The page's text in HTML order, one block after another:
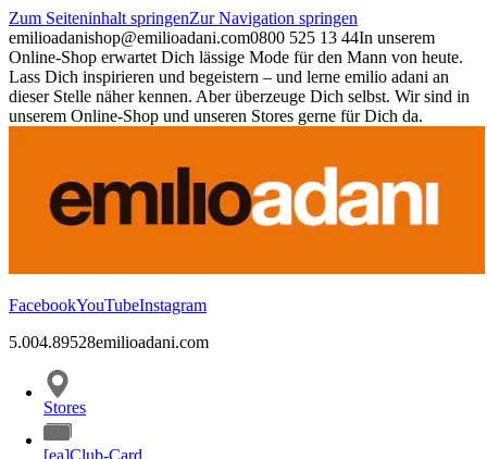
Zum Seiteninhalt springenZur Navigation springen
emilioadanishop@emilioadani.com0800 525 13 44In unserem
Online-Shop erwartet Dich lässige Mode für den Mann von heute.
Lass Dich inspirieren und begeistern – und lerne emilio adani an
dieser Stelle näher kennen. Aber überzeuge Dich selbst. Wir sind in
unserem Online-Shop und unseren Stores gerne für Dich da.
FacebookYouTubeInstagram
5.004.89528emilioadani.com
Stores
[ea]Club-Card